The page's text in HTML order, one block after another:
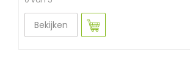
Bekijken